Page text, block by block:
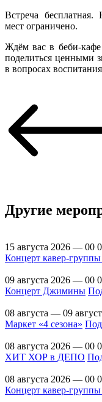
Встреча бесплатная.
мест ограничено.
Ждём вас в беби-
поделиться ценными
в вопросах
Другие
15 августа 2026 — 00
Концерт кавер-группы
09 августа 2026 — 00
Концерт Джимины
08 августа — 09
Маркет «4 сезона»
08 августа 2026 — 00
ХИТ ХОР в ДЕПО
08 августа 2026 — 00
Концерт кавер-